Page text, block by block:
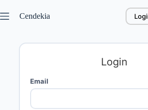
Cendekia
Login
Email